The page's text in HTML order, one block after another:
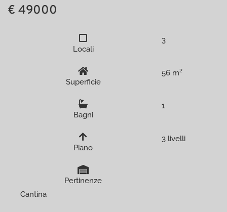
€ 49000
Locali
3
Superficie
56 m²
Bagni
1
Piano
3 livelli
Pertinenze
Cantina